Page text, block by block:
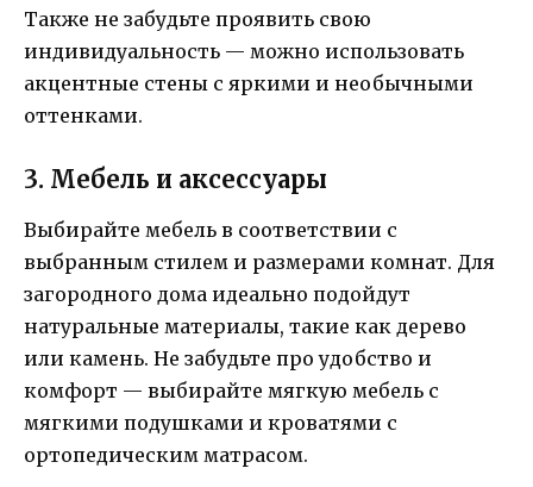
Также не забудьте проявить свою
индивидуальность — можно использовать
акцентные стены с яркими и необычными
оттенками.
3. Мебель и аксессуары
Выбирайте мебель в соответствии с
выбранным стилем и размерами комнат. Для
загородного дома идеально подойдут
натуральные материалы, такие как дерево
или камень. Не забудьте про удобство и
комфорт — выбирайте мягкую мебель с
мягкими подушками и кроватями с
ортопедическим матрасом.